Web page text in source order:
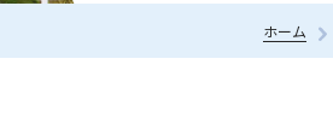
ホーム